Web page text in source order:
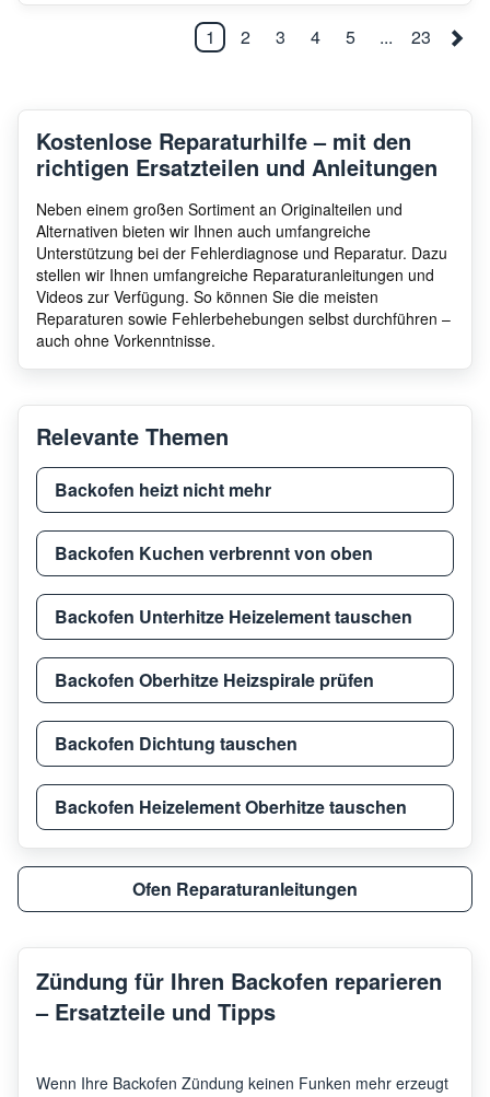
1 2 3 4 5 ... 23
Kostenlose Reparaturhilfe – mit den
richtigen Ersatzteilen und Anleitungen
Neben einem großen Sortiment an Originalteilen und
Alternativen bieten wir Ihnen auch umfangreiche
Unterstützung bei der Fehlerdiagnose und Reparatur. Dazu
stellen wir Ihnen umfangreiche Reparaturanleitungen und
Videos zur Verfügung. So können Sie die meisten
Reparaturen sowie Fehlerbehebungen selbst durchführen –
auch ohne Vorkenntnisse.
Relevante Themen
Backofen heizt nicht mehr
Backofen Kuchen verbrennt von oben
Backofen Unterhitze Heizelement tauschen
Backofen Oberhitze Heizspirale prüfen
Backofen Dichtung tauschen
Backofen Heizelement Oberhitze tauschen
Ofen Reparaturanleitungen
Zündung für Ihren Backofen reparieren
– Ersatzteile und Tipps
Wenn Ihre Backofen Zündung keinen Funken mehr erzeugt